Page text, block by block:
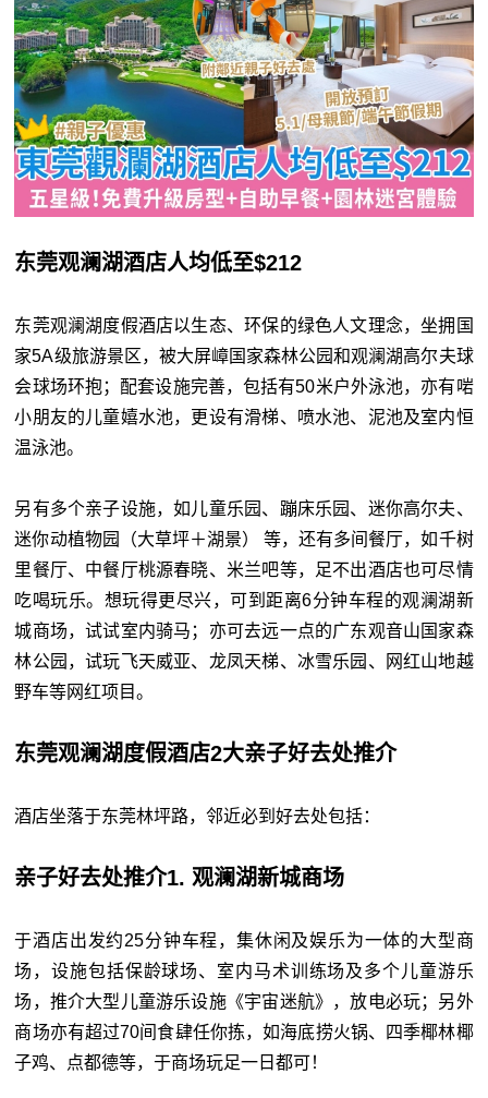
东莞观澜湖酒店人均低至$212
东莞观澜湖度假酒店以生态、环保的绿色人文理念，坐拥国
家5A级旅游景区，被大屏嶂国家森林公园和观澜湖高尔夫球
会球场环抱；配套设施完善，包括有50米户外泳池，亦有啱
小朋友的儿童嬉水池，更设有滑梯、喷水池、泥池及室内恒
温泳池。
另有多个亲子设施，如儿童乐园、蹦床乐园、迷你高尔夫、
迷你动植物园（大草坪＋湖景） 等，还有多间餐厅，如千树
里餐厅、中餐厅桃源春晓、米兰吧等，足不出酒店也可尽情
吃喝玩乐。想玩得更尽兴，可到距离6分钟车程的观澜湖新
城商场，试试室内骑马；亦可去远一点的广东观音山国家森
林公园，试玩飞天威亚、龙凤天梯、冰雪乐园、网红山地越
野车等网红项目。
东莞观澜湖度假酒店2大亲子好去处推介
酒店坐落于东莞林坪路，邻近必到好去处包括：
亲子好去处推介1. 观澜湖新城商场
于酒店出发约25分钟车程，集休闲及娱乐为一体的大型商
场，设施包括保龄球场、室内马术训练场及多个儿童游乐
场，推介大型儿童游乐设施《宇宙迷航》，放电必玩；另外
商场亦有超过70间食肆任你拣，如海底捞火锅、四季椰林椰
子鸡、点都德等，于商场玩足一日都可！